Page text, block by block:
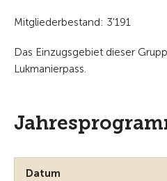
Mitgliederbestand: 3'191
Das Einzugsgebiet dieser
Lukmanierpass.
Datum